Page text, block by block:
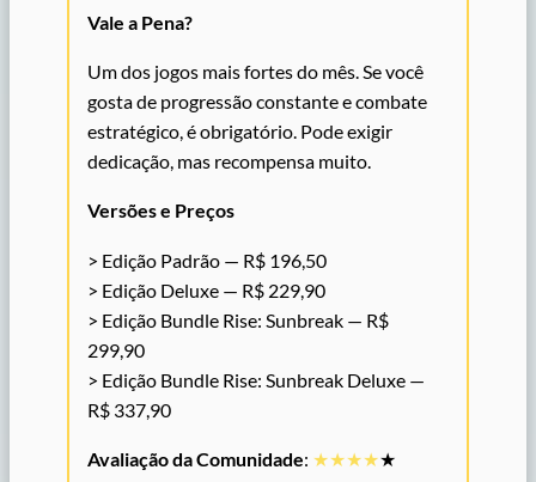
Vale a Pena?
Um dos jogos mais fortes do mês. Se você
gosta de progressão constante e combate
estratégico, é obrigatório. Pode exigir
dedicação, mas recompensa muito.
Versões e Preços
> Edição Padrão — R$ 196,50
> Edição Deluxe — R$ 229,90
> Edição Bundle Rise: Sunbreak — R$
299,90
> Edição Bundle Rise: Sunbreak Deluxe —
R$ 337,90
Avaliação da Comunidade: ★★★★★